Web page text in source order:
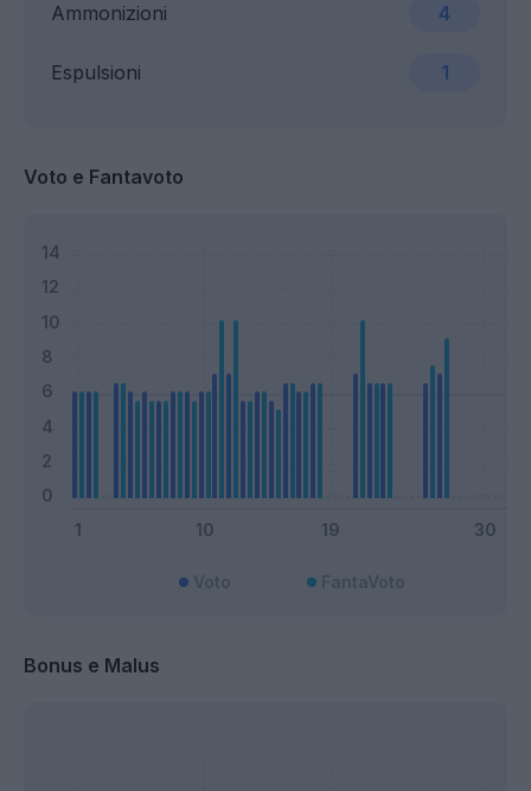
Ammonizioni 4
Espulsioni 1
Voto e Fantavoto
Bonus e Malus